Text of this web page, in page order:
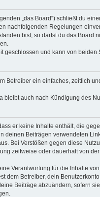
„das Board“) schließt du
nachfolgenden Regelungen
bist, so darfst du das Board
geschlossen und kann von
Betreiber ein einfaches, zeitlich
bleibt auch nach Kündigung des
er keine Inhalte enthält, die
deinen Beiträgen verwendeten
Bei Verstößen gegen diese
zeitweise oder dauerhaft von
Verantwortung für die Inhalte
dem Betreiber, dein
Beiträge abzuändern, sofern